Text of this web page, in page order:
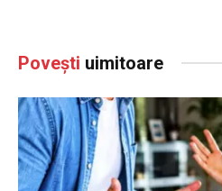
Povești uimitoare